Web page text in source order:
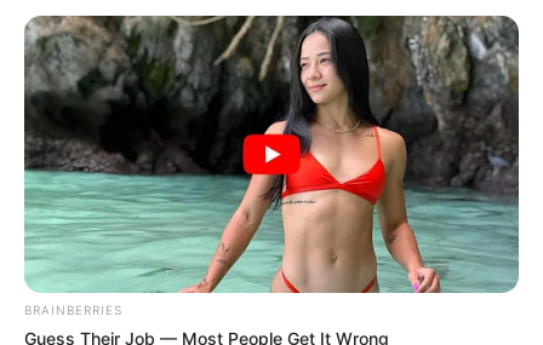
BRAINBERRIES
Guess Their Job — Most People Get It Wrong